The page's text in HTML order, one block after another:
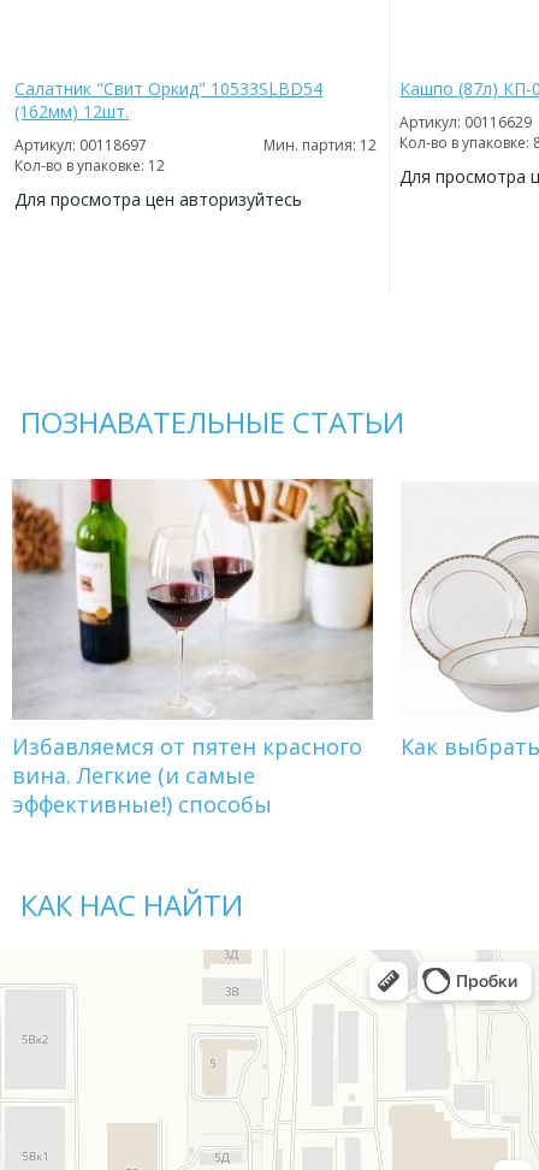
Салатник "Свит Оркид" 10533SLBD54
(162мм) 12шт.
Артикул: 00118697
Мин. партия: 12
Кол-во в упаковке: 12
Для просмотра цен авторизуйтесь
Кашпо (87л) КП-
Артикул: 00116629
Кол-во в упаковке:
Для просмотра
ПОЗНАВАТЕЛЬНЫЕ СТАТЬИ
Избавляемся от пятен красного
вина. Легкие (и самые
эффективные!) способы
Как
КАК НАС НАЙТИ